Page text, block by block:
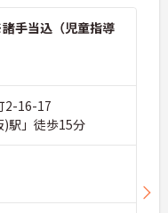
手当込（児童指導
2-16-17
)駅」徒歩15分